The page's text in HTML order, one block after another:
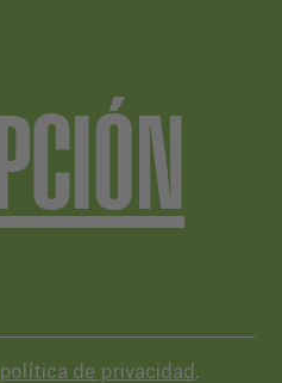
política de privacidad .